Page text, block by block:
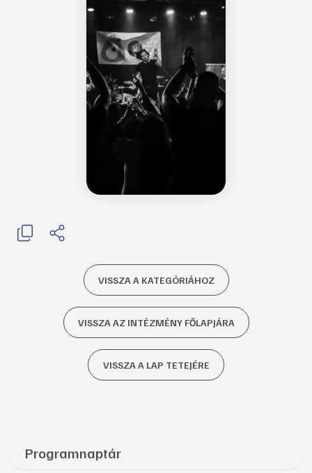
VISSZA A KATEGÓRIÁHOZ
VISSZA AZ INTÉZMÉNY FŐLAPJÁRA
VISSZA A LAP TETEJÉRE
Programnaptár